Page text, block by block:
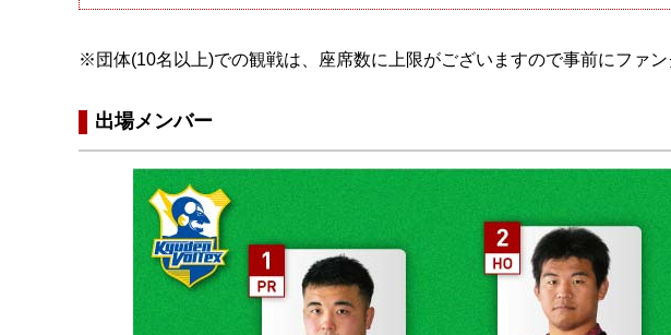
※団体(10名以上)での観戦は、座席数に上限がございますので事前にファ
出場メンバー